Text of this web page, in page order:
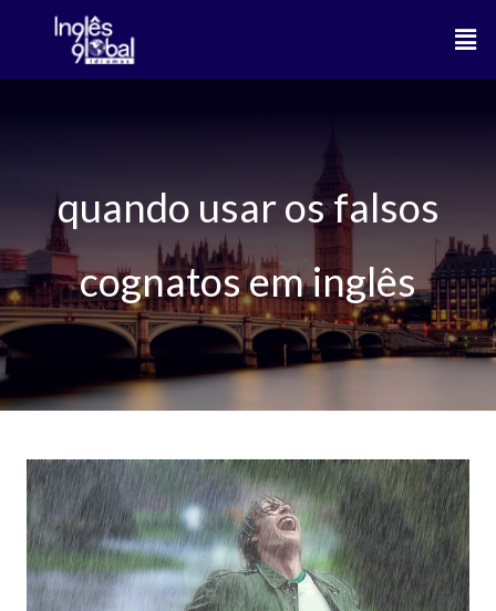
o
quando usar os falsos
cognatos em inglês
FALSOS
COGNATOS
EM
INGLÊS